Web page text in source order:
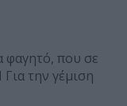
φαγητό, που σε
την γέμιση